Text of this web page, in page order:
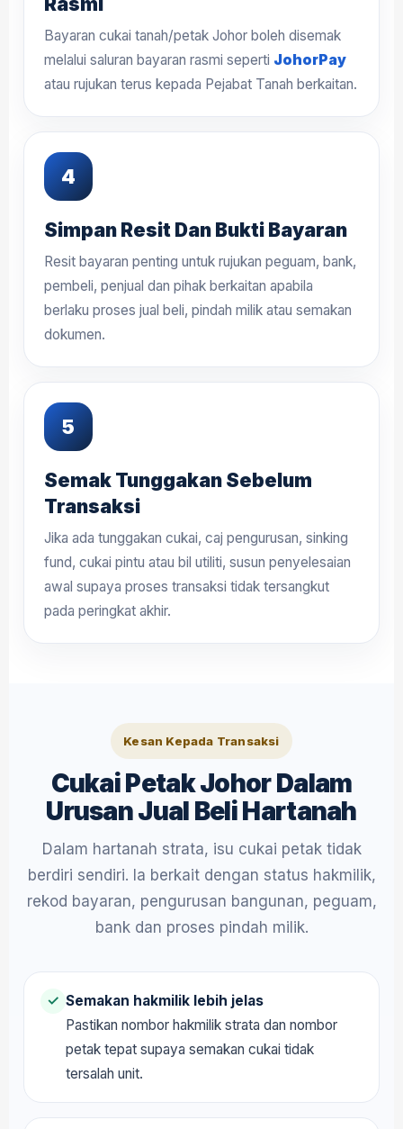
Bayaran cukai tanah/petak Johor boleh disemak
melalui saluran bayaran rasmi seperti JohorPay
atau rujukan terus kepada Pejabat Tanah berkaitan.
Simpan Resit Dan Bukti Bayaran
Resit bayaran penting untuk rujukan peguam, bank,
pembeli, penjual dan pihak berkaitan apabila
berlaku proses jual beli, pindah milik atau semakan
dokumen.
Semak Tunggakan Sebelum
Transaksi
Jika ada tunggakan cukai, caj pengurusan, sinking
fund, cukai pintu atau bil utiliti, susun penyelesaian
awal supaya proses transaksi tidak tersangkut
pada peringkat akhir.
Kesan Kepada Transaksi
Cukai Petak Johor Dalam
Urusan Jual Beli Hartanah
Dalam hartanah strata, isu cukai petak tidak
berdiri sendiri. Ia berkait dengan status hakmilik,
rekod bayaran, pengurusan bangunan, peguam,
bank dan proses pindah milik.
✓ Semakan hakmilik lebih jelas
Pastikan nombor hakmilik strata dan nombor
petak tepat supaya semakan cukai tidak
tersalah unit.